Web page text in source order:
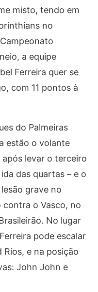
misto, tendo em
no
a equipe
Ferreira quer se
com 11 pontos à
do Palmeiras
estão o volante
após levar o terceiro
das quartas – e o
grave no
o Vasco, no
No lugar
pode escalar
e na posição
John John e